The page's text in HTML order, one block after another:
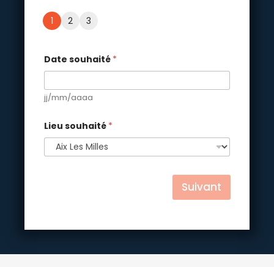
1 2 3
Date souhaité *
jj/mm/aaaa
Lieu souhaité *
Suivant